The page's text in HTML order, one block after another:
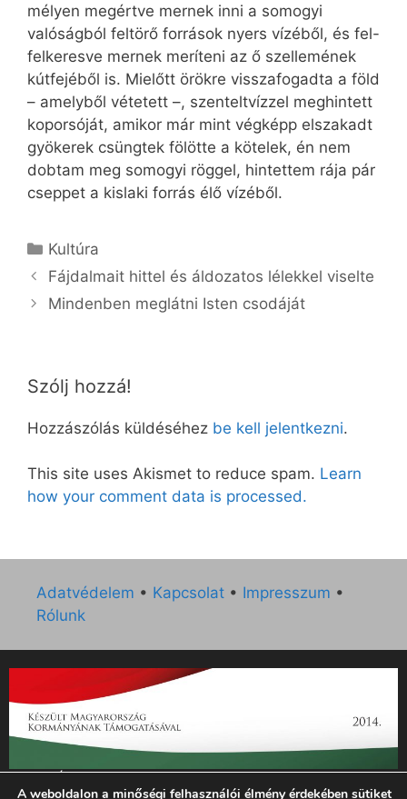
mélyen megértve mernek inni a somogyi
valóságból feltörő források nyers vízéből, és fel-
felkeresve mernek meríteni az ő szellemének
kútfejéből is. Mielőtt örökre visszafogadta a föld
– amelyből vétetett –, szenteltvízzel meghintett
koporsóját, amikor már mint végképp elszakadt
gyökerek csüngtek fölötte a kötelek, én nem
dobtam meg somogyi röggel, hintettem rája pár
cseppet a kislaki forrás élő vízéből.
Kategória
Kultúra
Fájdalmait hittel és áldozatos lélekkel viselte
Mindenben meglátni Isten csodáját
Szólj hozzá!
Hozzászólás küldéséhez be kell jelentkezni.
This site uses Akismet to reduce spam. Learn
how your comment data is processed.
Adatvédelem • Kapcsolat • Impresszum •
Rólunk
„Az Új Ember katolikus hetilap 2014. évi működésének
A weboldalon a minőségi felhasználói élmény érdekében sütiket